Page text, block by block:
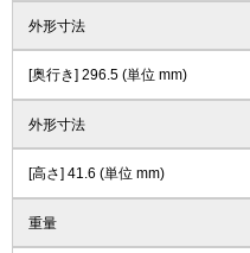
外形寸法
[奥行き] 296.5 (単位 mm)
外形寸法
[高さ] 41.6 (単位 mm)
重量